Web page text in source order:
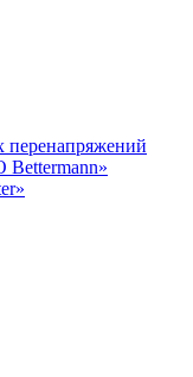
перенапряжений
Bettermann»